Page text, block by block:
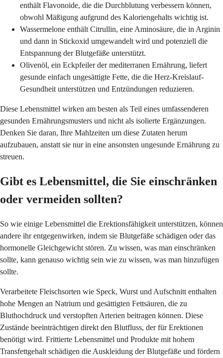
enthält Flavonoide, die die Durchblutung verbessern können,
obwohl Mäßigung aufgrund des Kaloriengehalts wichtig ist.
Wassermelone enthält Citrullin, eine Aminosäure, die in Arginin
und dann in Stickoxid umgewandelt wird und potenziell die
Entspannung der Blutgefäße unterstützt.
Olivenöl, ein Eckpfeiler der mediterranen Ernährung, liefert
gesunde einfach ungesättigte Fette, die die Herz-Kreislauf-
Gesundheit unterstützen und Entzündungen reduzieren.
Diese Lebensmittel wirken am besten als Teil eines umfassenderen
gesunden Ernährungsmusters und nicht als isolierte Ergänzungen.
Denken Sie daran, Ihre Mahlzeiten um diese Zutaten herum
aufzubauen, anstatt sie nur in eine ansonsten ungesunde Ernährung zu
streuen.
Gibt es Lebensmittel, die Sie einschränken
oder vermeiden sollten?
So wie einige Lebensmittel die Erektionsfähigkeit unterstützen, können
andere ihr entgegenwirken, indem sie Blutgefäße schädigen oder das
hormonelle Gleichgewicht stören. Zu wissen, was man einschränken
sollte, kann genauso wichtig sein wie zu wissen, was man hinzufügen
sollte.
Verarbeitete Fleischsorten wie Speck, Wurst und Aufschnitt enthalten
hohe Mengen an Natrium und gesättigten Fettsäuren, die zu
Bluthochdruck und verstopften Arterien beitragen können. Diese
Zustände beeinträchtigen direkt den Blutfluss, der für Erektionen
benötigt wird. Frittierte Lebensmittel und Produkte mit hohem
Transfettgehalt schädigen die Auskleidung der Blutgefäße und fördern